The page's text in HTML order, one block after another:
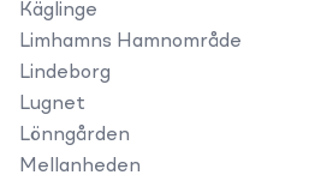
Käglinge
Limhamns Hamnområde
Lindeborg
Lugnet
Lönngården
Mellanheden